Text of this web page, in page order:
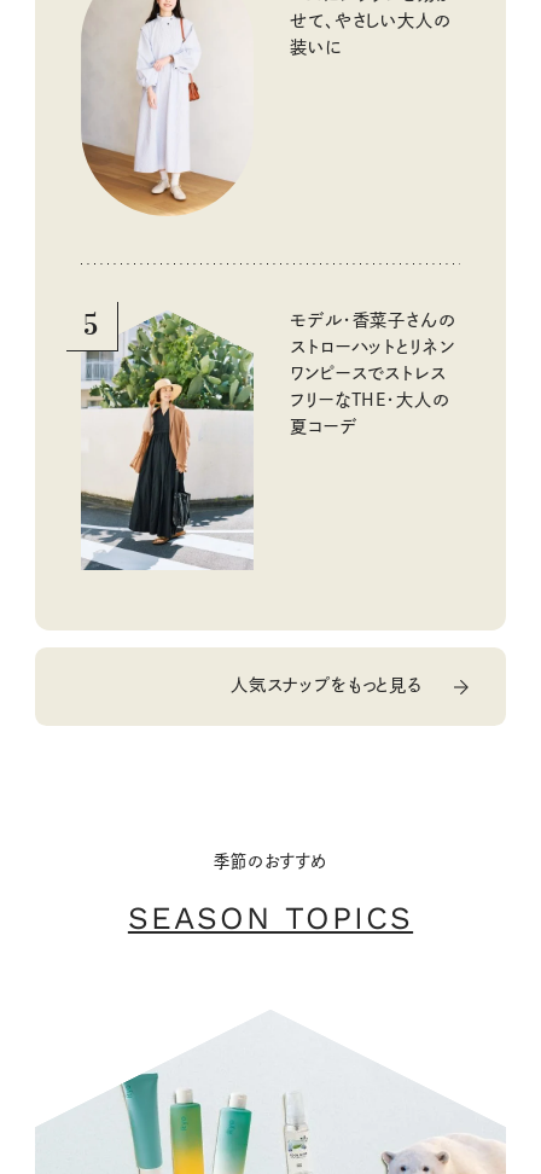
せて、やさしい大人の
装いに
5
モデル・香菜子さんの
ストローハットとリネン
ワンピースでストレス
フリーなTHE・大人の
夏コーデ
人気スナップをもっと見る
季節のおすすめ
SEASON TOPICS